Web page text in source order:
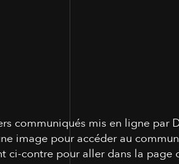
communiqués mis en ligne par
image pour accéder au
ci-contre pour aller dans la page